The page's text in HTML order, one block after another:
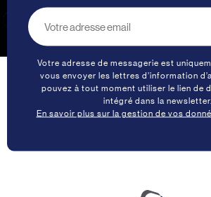
Votre adresse de messagerie est
vous envoyer les lettres d’information
pouvez à tout moment utiliser le lien de
intégré dans la newsletter.
En savoir plus sur la gestion de vos